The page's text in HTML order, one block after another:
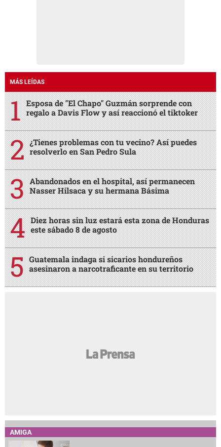
MÁS LEÍDAS
Esposa de "El Chapo" Guzmán sorprende con
regalo a Davis Flow y así reaccionó el tiktoker
¿Tienes problemas con tu vecino? Así puedes
resolverlo en San Pedro Sula
Abandonados en el hospital, así permanecen
Nasser Hilsaca y su hermana Básima
Diez horas sin luz estará esta zona de Honduras
este sábado 8 de agosto
Guatemala indaga si sicarios hondureños
asesinaron a narcotraficante en su territorio
AMIGA